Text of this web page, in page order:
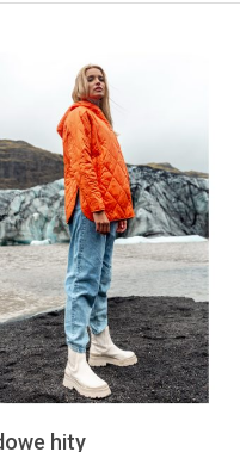
hity